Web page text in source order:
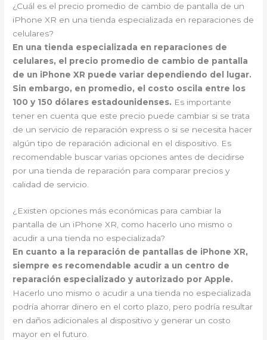
¿Cuál es el precio promedio de cambio de pantalla de un
iPhone XR en una tienda especializada en reparaciones de
celulares?
En una tienda especializada en reparaciones de
celulares, el precio promedio de cambio de pantalla
de un iPhone XR puede variar dependiendo del lugar.
Sin embargo, en promedio, el costo oscila entre los
100 y 150 dólares estadounidenses. Es importante
tener en cuenta que este precio puede cambiar si se trata
de un servicio de reparación express o si se necesita hacer
algún tipo de reparación adicional en el dispositivo. Es
recomendable buscar varias opciones antes de decidirse
por una tienda de reparación para comparar precios y
calidad de servicio.
¿Existen opciones más económicas para cambiar la
pantalla de un iPhone XR, como hacerlo uno mismo o
acudir a una tienda no especializada?
En cuanto a la reparación de pantallas de iPhone XR,
siempre es recomendable acudir a un centro de
reparación especializado y autorizado por Apple.
Hacerlo uno mismo o acudir a una tienda no especializada
podría ahorrar dinero en el corto plazo, pero podría resultar
en daños adicionales al dispositivo y generar un costo
mayor en el futuro.